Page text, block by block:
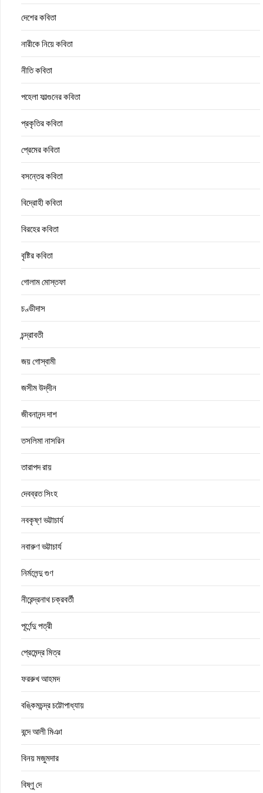
দেশের কবিতা
নারীকে নিয়ে কবিতা
নীতি কবিতা
পহেলা ফাল্গুনের কবিতা
প্রকৃতির কবিতা
প্রেমের কবিতা
বসন্তের কবিতা
বিদ্রোহী কবিতা
বিরহের কবিতা
বৃষ্টির কবিতা
গোলাম মোস্তফা
চণ্ডীদাস
চন্দ্রাবতী
জয় গোস্বামী
জসীম উদ্‌দীন
জীবনানন্দ দাশ
তসলিমা নাসরিন
তারাপদ রায়
দেবব্রত সিংহ
নবকৃষ্ণ ভট্টাচার্য
নবারুণ ভট্টাচার্য
নির্মলেন্দু গুণ
নীরেন্দ্রনাথ চক্রবর্তী
পূর্ণেন্দু পত্রী
প্রেমেন্দ্র মিত্র
ফররুখ আহমদ
বঙ্কিমচন্দ্র চট্টোপাধ্যায়
বন্দে আলী মিঞা
বিনয় মজুমদার
বিষ্ণু দে